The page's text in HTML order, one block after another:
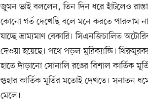
জুমন ভাই বললেন, তিন দিন ধরে হাঁটলেও
কোনো গর্ত দেখেছি বলে মনে করতে পারলাম
যাচ্ছে ভ্রাম্যমাণ বেকারি। সিএনজিচালিত
দেওয়া হয়েছে। পথে পড়ল মুরিক্যান্ডি।
হাতে দাঁড়ানো সোনালি রঙের বিশাল কার্তিক
গুহার কার্তিক মূর্তির মতোই দেখতে। সনাতন
মেলে।